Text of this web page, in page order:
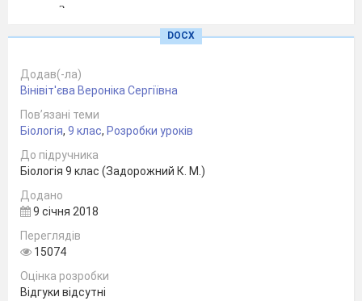
мають?
Що таке запліднення?. Що таке зигота? Який
набір хромосом вона має?
IIІ.Мотивація навчальної діяльності (
Розповідь учителя
Дуже часто батьки спересердя кажуть: «Ну
звідки взялося це в дитини? Чому вона така?..»
Сьогодні в кожного з нас, нарешті, з'явилася можливість
розібратися в цьому. Нині не викликає сумніву те, що
багато рис характеру майбутньої людини формуються в
утробному періоді, оскільки немовля до моменту своєї
мірою визначають напрямок його подальшого розвитку.
З якого моменту людина стає людиною? Чи є в
ненародженої дитини душа? Коли вона з'являється?
Ці питання здавна цікавили не тільки батьків,
DOCX
Додав(-ла)
Вінівіт'єва Вероніка Сергіївна
Пов’язані теми
Біологія, 9 клас, Розробки уроків
До підручника
Біологія 9 клас (Задорожний К. М.)
Додано
9 січня 2018
Переглядів
15074
Оцінка розробки
Відгуки відсутні